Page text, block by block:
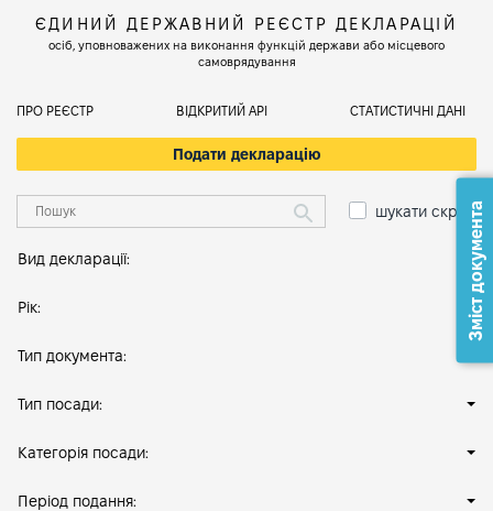
ЄДИНИЙ ДЕРЖАВНИЙ РЕЄСТР ДЕКЛАРАЦІЙ
осіб, уповноважених на виконання функцій держави або місцевого
самоврядування
ПРО РЕЄСТР ВІДКРИТИЙ АРІ СТАТИСТИЧНІ ДАНІ
Подати декларацію
шукати скрізь
Вид декларації:
Рік:
Тип документа:
Тип посади:
Категорія посади:
Період подання:
Зміст документа